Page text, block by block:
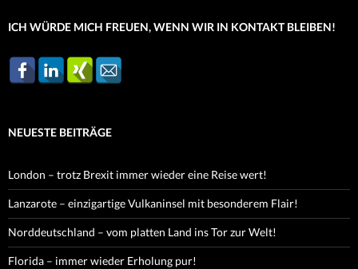
ICH WÜRDE MICH FREUEN, WENN WIR IN KONTAKT BLEIBEN!
NEUESTE BEITRÄGE
London – trotz Brexit immer wieder eine Reise wert!
Lanzarote – einzigartige Vulkaninsel mit besonderem Flair!
Norddeutschland – vom platten Land ins Tor zur Welt!
Florida – immer wieder Erholung pur!